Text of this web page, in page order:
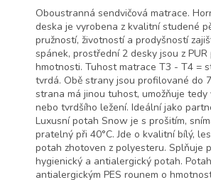
Oboustranná sendvičová matrace.
deska je vyrobena z kvalitní studené
pružností, životností a prodyšností
spánek, prostřední 2 desky jsou z PUR
hmotnosti. Tuhost matrace T3 - T4 =
tvrdá. Obě strany jsou profilované do
strana má jinou tuhost, umožňuje tedy
nebo tvrdšího ležení. Ideální jako
Luxusní potah Snow je s prošitím,
pratelný při 40°C. Jde o kvalitní bílý,
potah zhotoven z polyesteru. Splňuje
hygienický a antialergický potah.
antialergickým PES rounem o